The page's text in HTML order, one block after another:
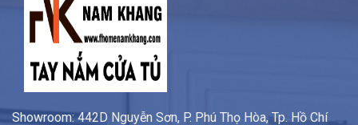
Showroom: 442D Nguyễn Sơn, P. Phú Thọ Hòa, Tp. Hồ Chí